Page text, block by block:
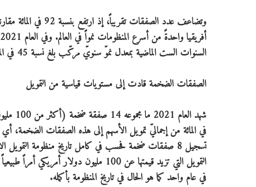
وتضاعف عدد الصفقات
السنوات الست الماضية بمعدل نموّ سنويّ مركّب بلغ نسبة 45 في المائة.
الصفقات الضخمة قادت إلى مستويات قياسية من التمويل
التمويل التي تزيد قيمتها عن 100
في عام واحد كما هو الحال في تاريخ المنظومة بأكمله.